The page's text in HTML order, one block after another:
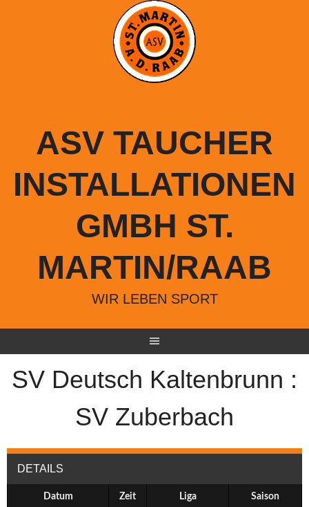
ASV TAUCHER
INSTALLATIONEN
GMBH ST.
MARTIN/RAAB
WIR LEBEN SPORT
SV Deutsch Kaltenbrunn :
SV Zuberbach
DETAILS
Datum Zeit Liga Saison